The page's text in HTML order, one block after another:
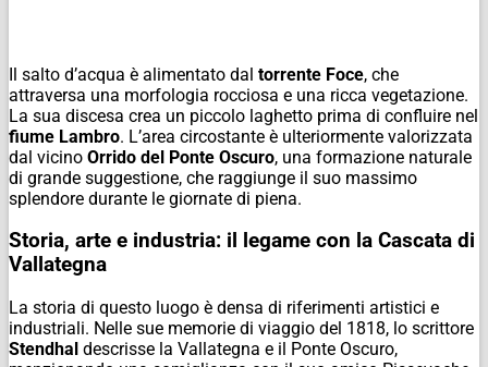
Il salto d’acqua è alimentato dal torrente Foce, che
attraversa una morfologia rocciosa e una ricca vegetazione.
La sua discesa crea un piccolo laghetto prima di confluire nel
fiume Lambro. L’area circostante è ulteriormente valorizzata
dal vicino Orrido del Ponte Oscuro, una formazione naturale
di grande suggestione, che raggiunge il suo massimo
splendore durante le giornate di piena.
Storia, arte e industria: il legame con la Cascata di
Vallategna
La storia di questo luogo è densa di riferimenti artistici e
industriali. Nelle sue memorie di viaggio del 1818, lo scrittore
Stendhal descrisse la Vallategna e il Ponte Oscuro,